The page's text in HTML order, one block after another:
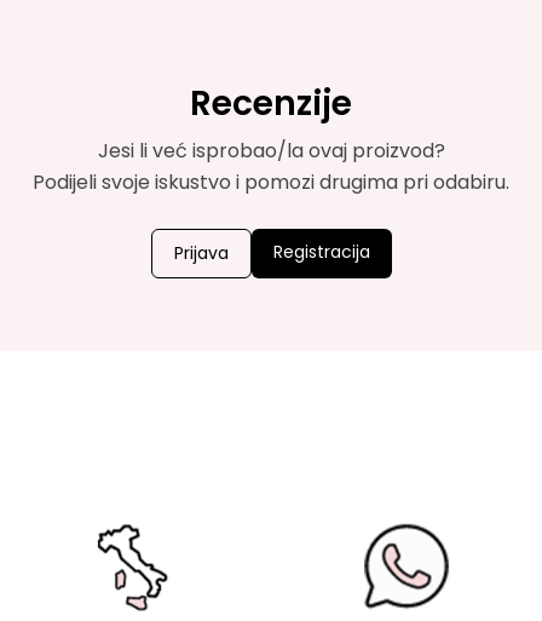
Recenzije
Jesi li već isprobao/la ovaj proizvod?
Podijeli svoje iskustvo i pomozi drugima pri odabiru.
Prijava Registracija